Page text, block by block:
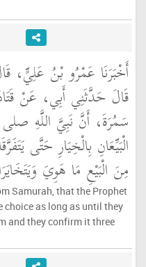
أَخْبَرَنَا عَمْرُو بْنُ عَلِيٍّ،
قَالَ حَدَّثَنِي أَبِي، عَنْ
سَمُرَةَ، أَنَّ نَبِيَّ اللَّهِ صلى
الْبَيِّعَانِ بِالْخِيَارِ حَتَّى
مِنَ الْبَيْعِ مَا هَوِيَ
Samurah, that the Prophet
choice as long as until they
and they confirm it three